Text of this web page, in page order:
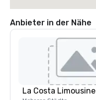
Anbieter in der Nähe
La Costa Limousine